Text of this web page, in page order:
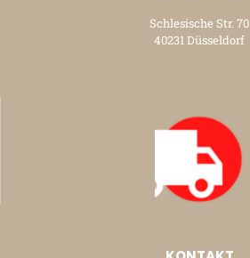
Schlesische Str. 70
40231 Düsseldorf